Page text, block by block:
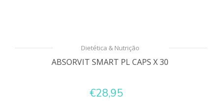
Dietética & Nutrição
ABSORVIT SMART PL CAPS X 30
€28,95